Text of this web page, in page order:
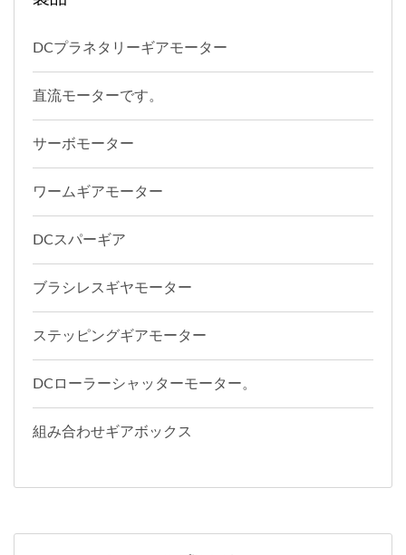
DCプラネタリーギアモーター
直流モーターです。
サーボモーター
ワームギアモーター
DCスパーギア
ブラシレスギヤモーター
ステッピングギアモーター
DCローラーシャッターモーター。
組み合わせギアボックス